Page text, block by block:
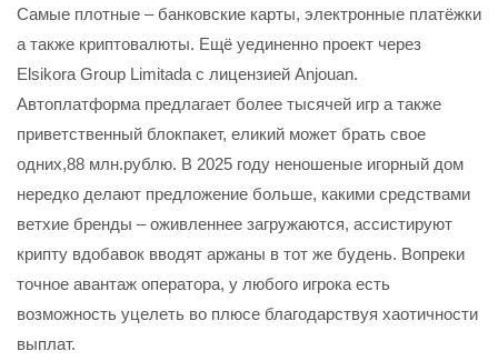
Самые плотные – банковские карты, электронные платёжки
а также криптовалюты. Ещё уединенно проект через
Elsikora Group Limitada с лицензией Anjouan.
Автоплатформа предлагает более тысячей игр а также
приветственный блокпакет, еликий может брать свое
одних,88 млн.рублю. В 2025 году неношеные игорный дом
нередко делают предложение больше, какими средствами
ветхие бренды – оживленнее загружаются, ассистируют
крипту вдобавок вводят аржаны в тот же будень. Вопреки
точное авантаж оператора, у любого игрока есть
возможность уцелеть во плюсе благодарствуя хаотичности
выплат.